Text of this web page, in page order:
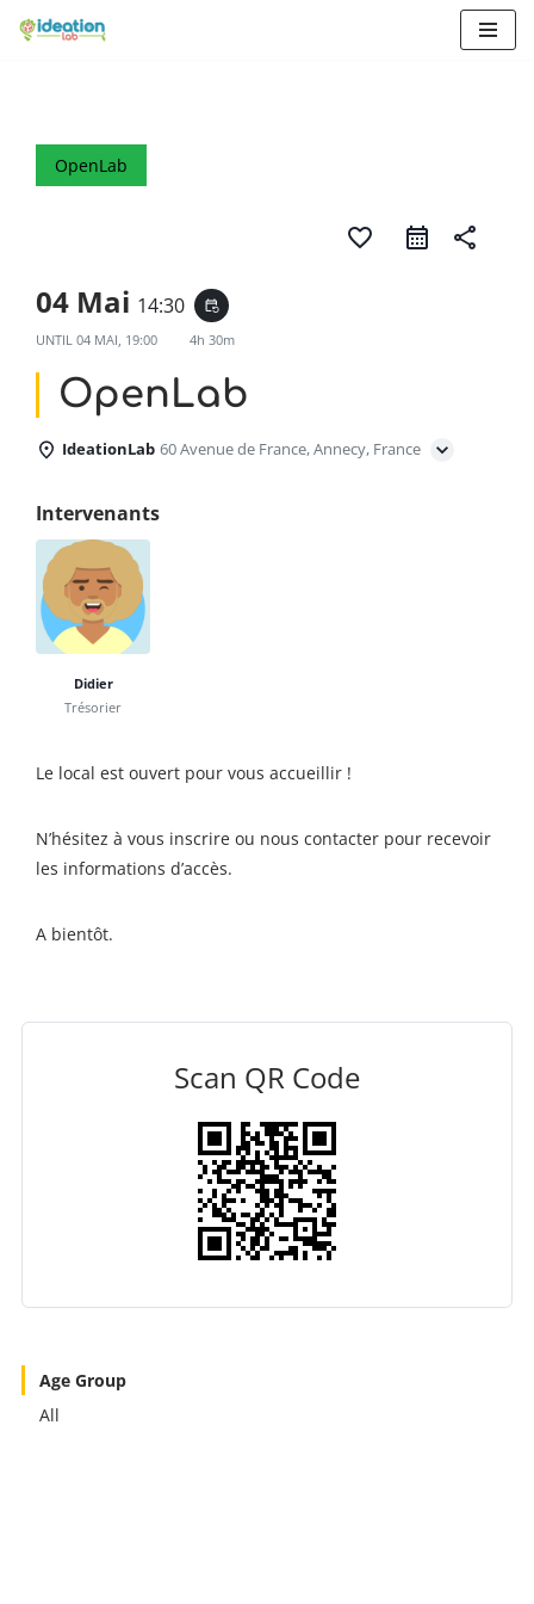
OpenLab
favorite_border share
04 Mai 14:30 event_repeat
UNTIL 04 MAI, 19:00 4h 30m
OpenLab
IdeationLab 60 Avenue de France, Annecy, France
Intervenants
Didier
Trésorier
Le local est ouvert pour vous accueillir !
N’hésitez à vous inscrire ou nous contacter pour recevoir
les informations d’accès.
A bientôt.
Scan QR Code
Age Group
All